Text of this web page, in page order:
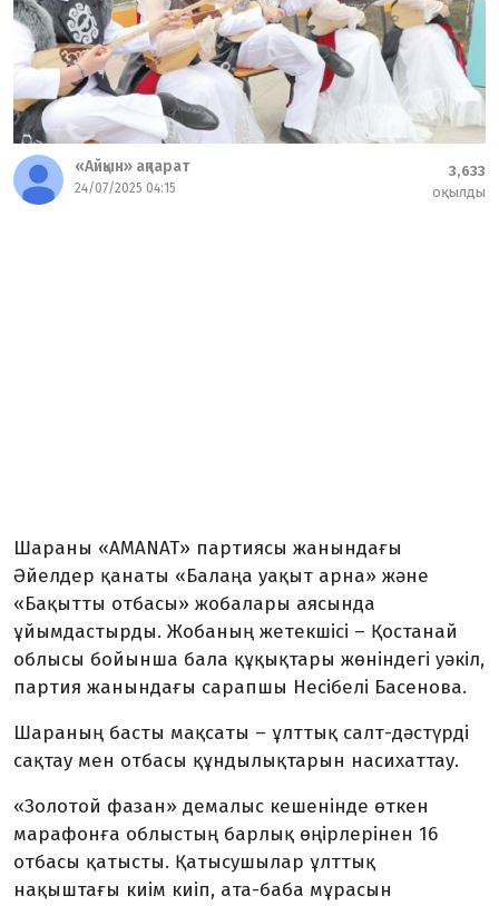
«Айқын» ақпарат
24/07/2025 04:15
3,633
оқылды
Шараны «AMANAT» партиясы жанындағы
Әйелдер қанаты «Балаңа уақыт арна» және
«Бақытты отбасы» жобалары аясында
ұйымдастырды. Жобаның жетекшісі – Қостанай
облысы бойынша бала құқықтары жөніндегі уәкіл,
партия жанындағы сарапшы Несібелі Басенова.
Шараның басты мақсаты – ұлттық салт-дәстүрді
сақтау мен отбасы құнды­лықтарын насихаттау.
«Золотой фазан» демалыс кешенінде өткен
марафонға облыстың барлық өңірлерінен 16
отбасы қатысты. Қатысушылар ұлттық
нақыштағы киім киіп, ата-баба мұрасын